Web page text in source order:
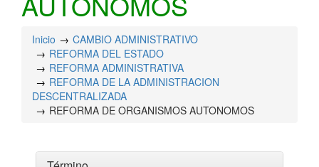
Inicio
CAMBIO ADMINISTRATIVO
REFORMA DEL ESTADO
REFORMA ADMINISTRATIVA
REFORMA DE LA ADMINISTRACION
DESCENTRALIZADA
REFORMA DE ORGANISMOS AUTONOMOS